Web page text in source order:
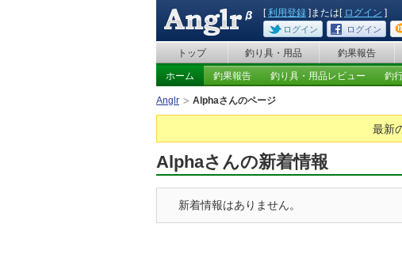
[利用登録 ]または[ ログイン ]
ログイン ログイン
トップ 釣り具・用品 釣果報告
ホーム 釣果報告 釣り具・用品レビュー 釣
Anglr Alphaさんのページ
最新
Alphaさんの新着情報
新着情報はありません。